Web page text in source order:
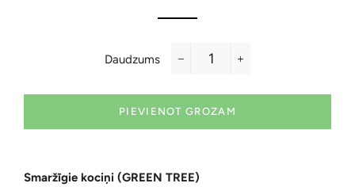
Daudzums
PIEVIENOT GROZAM
Smaržīgie kociņi (GREEN TREE)